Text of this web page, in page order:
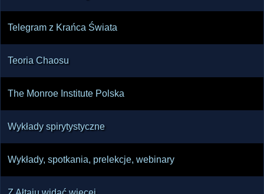
Telegram z Krańca Świata
Teoria Chaosu
The Monroe Institute Polska
Wykłady spirytystyczne
Wykłady, spotkania, prelekcje, webinary